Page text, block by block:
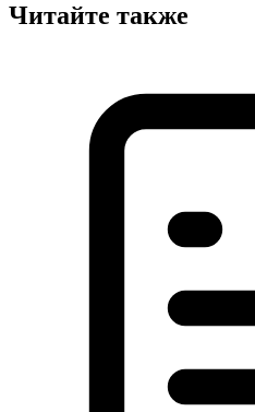
Читайте также